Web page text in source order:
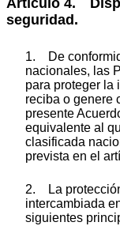
seguridad.
1. De
nacionales, las
para proteger la
reciba o genere
presente
equivalente al
clasificada
prevista en el
2. La
intercambiada
siguientes